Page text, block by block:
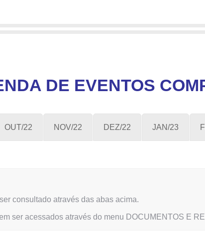
DE EVENTOS
OUT/22 NOV/22 DEZ/22 JAN/23
consultado através das abas acima.
ser acessados através do menu DOCUMENTOS E